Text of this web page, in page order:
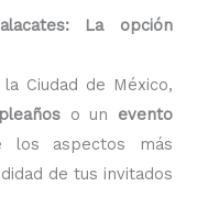
La opción
Ciudad de México,
o un evento
aspectos más
de tus invitados